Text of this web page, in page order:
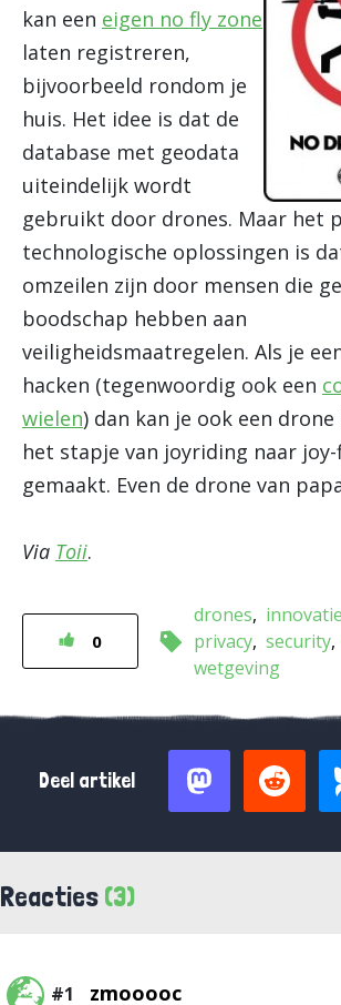
kan een eigen no fly zone
laten registreren,
bijvoorbeeld rondom je
huis. Het idee is dat de
database met geodata
uiteindelijk wordt
gebruikt door drones. Maar het
technologische oplossingen is
omzeilen zijn door mensen die
boodschap hebben aan
veiligheidsmaatregelen. Als je
hacken (tegenwoordig ook een
wielen) dan kan je ook een drone
het stapje van joyriding naar
gemaakt. Even de drone van
Via Toii.
0
drones innovatie
privacy security
wetgeving
Deel artikel
Reacties (3)
#1 zmooooc